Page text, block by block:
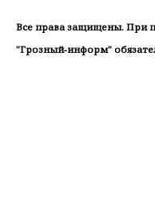
Все права защищены. При
"Грозный-информ"